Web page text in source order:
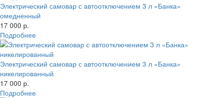
Электрический самовар с автоотключением 3 л «Банка»
омедненный
17 000 р.
Подробнее
Электрический самовар с автоотключением 3 л «Банка»
никелированный
17 000 р.
Подробнее